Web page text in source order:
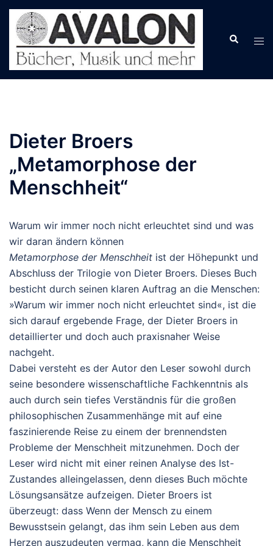
Zum
Inhalt
springen
Dieter Broers
„Metamorphose der
Menschheit“
Warum wir immer noch nicht erleuchtet sind und was
wir daran ändern können
Metamorphose der Menschheit ist der Höhepunkt und
Abschluss der Trilogie von Dieter Broers. Dieses Buch
besticht durch seinen klaren Auftrag an die Menschen:
»Warum wir immer noch nicht erleuchtet sind«, ist die
sich darauf ergebende Frage, der Dieter Broers in
detaillierter und doch auch praxisnaher Weise
nachgeht.
Dabei versteht es der Autor den Leser sowohl durch
seine besondere wissenschaftliche Fachkenntnis als
auch durch sein tiefes Verständnis für die großen
philosophischen Zusammenhänge mit auf eine
faszinierende Reise zu einem der brennendsten
Probleme der Menschheit mitzunehmen. Doch der
Leser wird nicht mit einer reinen Analyse des Ist-
Zustandes alleingelassen, denn dieses Buch möchte
Lösungsansätze aufzeigen. Dieter Broers ist
überzeugt: dass Wenn der Mensch zu einem
Bewusstsein gelangt, das ihm sein Leben aus dem
Herzen auszudeuten vermag, kann die Menschheit